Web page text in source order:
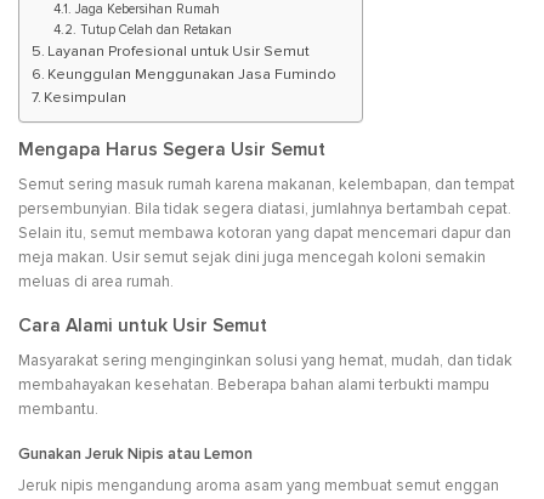
Jaga Kebersihan Rumah
Tutup Celah dan Retakan
Layanan Profesional untuk Usir Semut
Keunggulan Menggunakan Jasa Fumindo
Kesimpulan
Mengapa Harus Segera Usir Semut
Semut sering masuk rumah karena makanan, kelembapan, dan tempat
persembunyian. Bila tidak segera diatasi, jumlahnya bertambah cepat.
Selain itu, semut membawa kotoran yang dapat mencemari dapur dan
meja makan. Usir semut sejak dini juga mencegah koloni semakin
meluas di area rumah.
Cara Alami untuk Usir Semut
Masyarakat sering menginginkan solusi yang hemat, mudah, dan tidak
membahayakan kesehatan. Beberapa bahan alami terbukti mampu
membantu.
Gunakan Jeruk Nipis atau Lemon
Jeruk nipis mengandung aroma asam yang membuat semut enggan